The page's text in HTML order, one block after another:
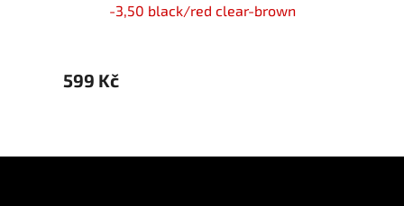
-3,50 black/red clear-brown
599 Kč